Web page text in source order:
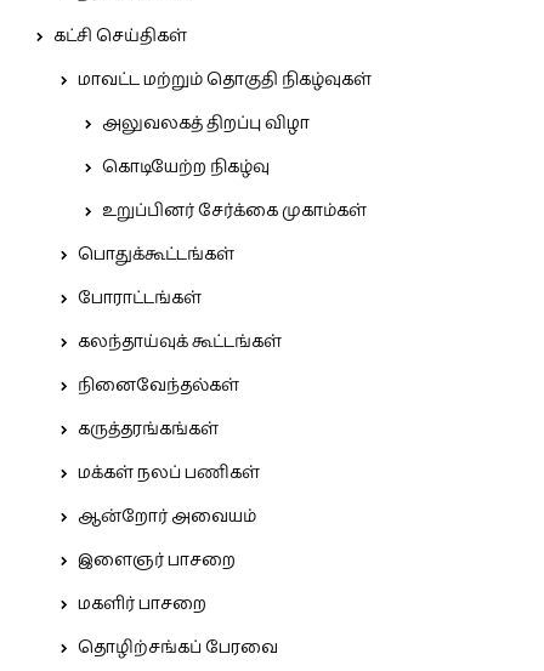
கட்சி செய்திகள்
மாவட்ட மற்றும் தொகுதி நிகழ்வுகள்
அலுவலகத் திறப்பு விழா
கொடியேற்ற நிகழ்வு
உறுப்பினர் சேர்க்கை முகாம்கள்
பொதுக்கூட்டங்கள்
போராட்டங்கள்
கலந்தாய்வுக் கூட்டங்கள்
நினைவேந்தல்கள்
கருத்தரங்கங்கள்
மக்கள் நலப் பணிகள்
ஆன்றோர் அவையம்
இளைஞர் பாசறை
மகளிர் பாசறை
தொழிற்சங்கப் பேரவை